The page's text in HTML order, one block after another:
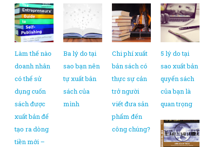
Làm thế nào
doanh nhân
có thể sử
dụng cuốn
sách được
xuất bản để
tạo ra dòng
tiền mới –
Ba lý do tại
sao bạn nên
tự xuất bản
sách của
mình
Chi phí xuất
bản sách có
thực sự cản
trở người
viết đưa sản
phẩm đến
công chúng?
5 lý do tại
sao xuất bản
quyển sách
của bạn là
quan trọng